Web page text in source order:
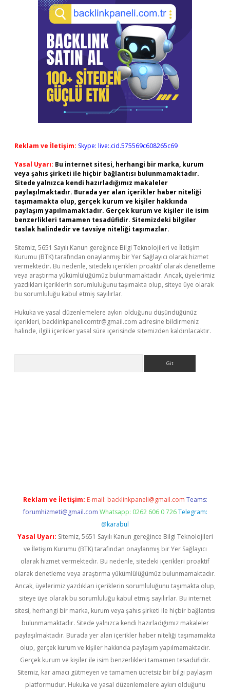
Reklam ve İletişim: Skype: live:.cid.575569c608265c69
Yasal Uyarı: Bu internet sitesi, herhangi bir marka, kurum
veya şahıs şirketi ile hiçbir bağlantısı bulunmamaktadır.
Sitede yalnızca kendi hazırladığımız makaleler
paylaşılmaktadır. Burada yer alan içerikler haber niteliği
taşımamakta olup, gerçek kurum ve kişiler hakkında
paylaşım yapılmamaktadır. Gerçek kurum ve kişiler ile isim
benzerlikleri tamamen tesadüfidir. Sitemizdeki bilgiler
taslak halindedir ve tavsiye niteliği taşımazlar.
Sitemiz, 5651 Sayılı Kanun gereğince Bilgi Teknolojileri ve İletişim
Kurumu (BTK) tarafından onaylanmış bir Yer Sağlayıcı olarak hizmet
vermektedir. Bu nedenle, sitedeki içerikleri proaktif olarak denetleme
veya araştırma yükümlülüğümüz bulunmamaktadır. Ancak, üyelerimiz
yazdıkları içeriklerin sorumluluğunu taşımakta olup, siteye üye olarak
bu sorumluluğu kabul etmiş sayılırlar.
Hukuka ve yasal düzenlemelere aykırı olduğunu düşündüğünüz
içerikleri, backlinkpanelicomtr@gmail.com adresine bildirmeniz
halinde, ilgili içerikler yasal süre içerisinde sitemizden kaldırılacaktır.
Reklam ve İletişim: E-mail: backlinkpaneli@gmail.com Teams:
forumhizmeti@gmail.com Whatsapp: 0262 606 0 726 Telegram:
@karabul
Yasal Uyarı: Sitemiz, 5651 Sayılı Kanun gereğince Bilgi Teknolojileri
ve İletişim Kurumu (BTK) tarafından onaylanmış bir Yer Sağlayıcı
olarak hizmet vermektedir. Bu nedenle, sitedeki içerikleri proaktif
olarak denetleme veya araştırma yükümlülüğümüz bulunmamaktadır.
Ancak, üyelerimiz yazdıkları içeriklerin sorumluluğunu taşımakta olup,
siteye üye olarak bu sorumluluğu kabul etmiş sayılırlar. Bu internet
sitesi, herhangi bir marka, kurum veya şahıs şirketi ile hiçbir bağlantısı
bulunmamaktadır. Sitede yalnızca kendi hazırladığımız makaleler
paylaşılmaktadır. Burada yer alan içerikler haber niteliği taşımamakta
olup, gerçek kurum ve kişiler hakkında paylaşım yapılmamaktadır.
Gerçek kurum ve kişiler ile isim benzerlikleri tamamen tesadüfidir.
Sitemiz, kar amacı gütmeyen ve tamamen ücretsiz bir bilgi paylaşım
platformudur. Hukuka ve yasal düzenlemelere aykırı olduğunu